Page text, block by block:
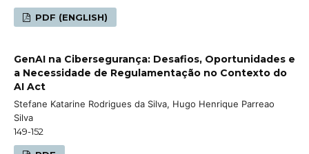
PDF (ENGLISH)
GenAI na Cibersegurança: Desafios, Oportunidades e
a Necessidade de Regulamentação no Contexto do
AI Act
Stefane Katarine Rodrigues da Silva, Hugo Henrique Parreao
Silva
149-152